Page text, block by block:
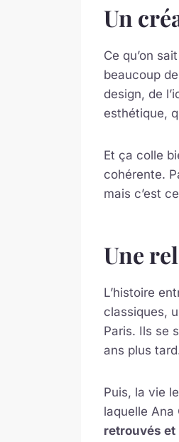
Un
Ce qu’on
beaucoup
design, de
esthétique,
Et ça colle
cohérente.
mais c’est
Une
L’histoire
classiques,
Paris. Ils se
ans plus
Puis, la vie
laquelle Ana
retrouvés et